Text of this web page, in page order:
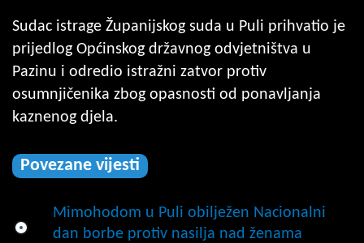
Sudac istrage Županijskog suda u Puli prihvatio je
prijedlog Općinskog državnog odvjetništva u
Pazinu i odredio istražni zatvor protiv
osumnjičenika zbog opasnosti od ponavljanja
kaznenog djela.
Povezane vijesti
Mimohodom u Puli obilježen Nacionalni
dan borbe protiv nasilja nad ženama